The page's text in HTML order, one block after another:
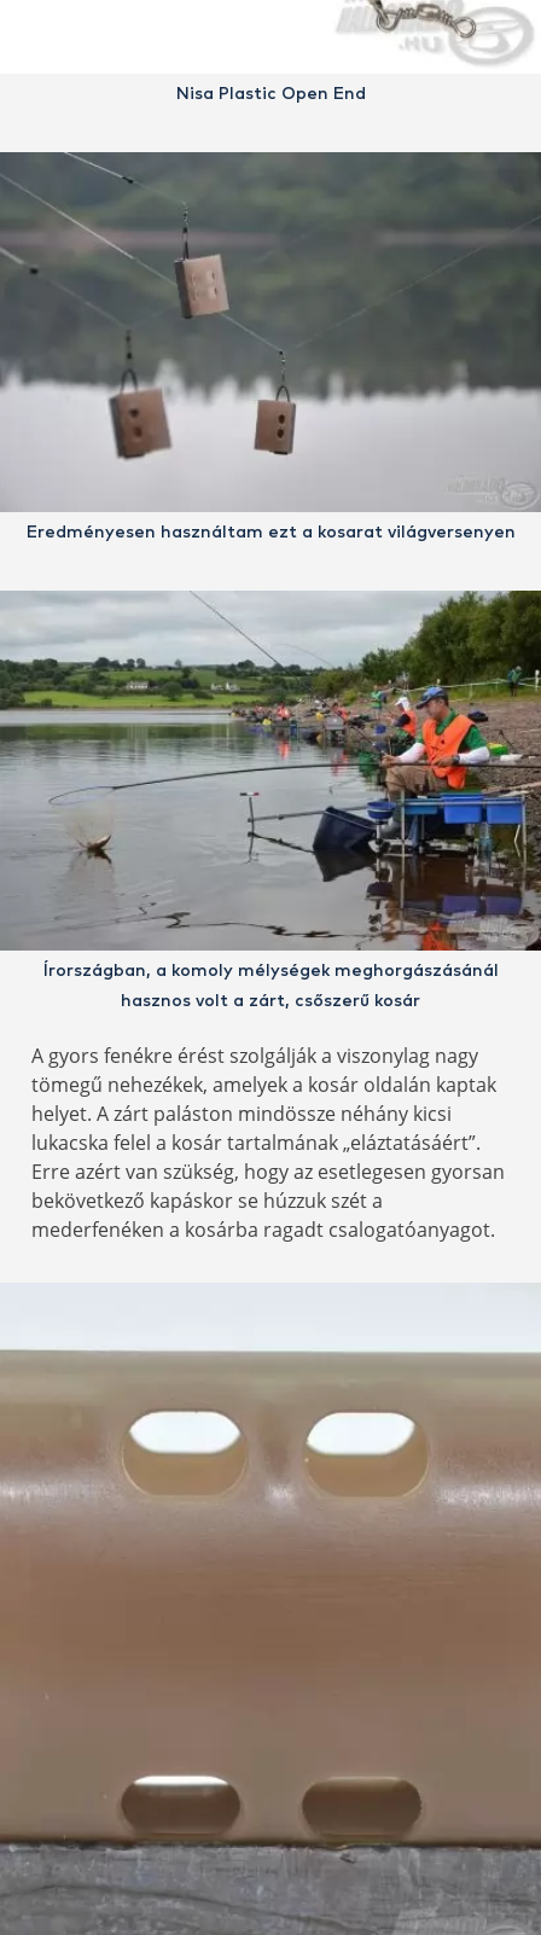
Nisa Plastic Open End
Eredményesen használtam ezt a kosarat világversenyen
Írországban, a komoly mélységek meghorgászásánál
hasznos volt a zárt, csőszerű kosár
A gyors fenékre érést szolgálják a viszonylag nagy
tömegű nehezékek, amelyek a kosár oldalán kaptak
helyet. A zárt paláston mindössze néhány kicsi
lukacska felel a kosár tartalmának „eláztatásáért”.
Erre azért van szükség, hogy az esetlegesen gyorsan
bekövetkező kapáskor se húzzuk szét a
mederfenéken a kosárba ragadt csalogatóanyagot.